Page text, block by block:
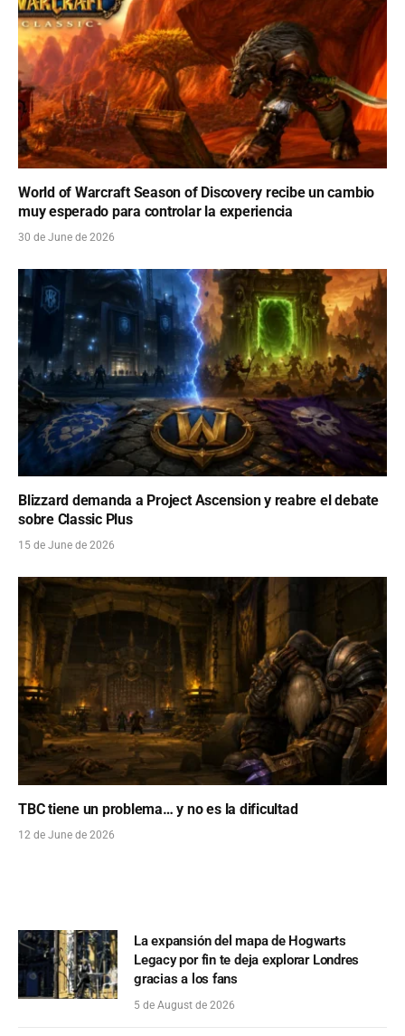
World of Warcraft Season of Discovery recibe un cambio
muy esperado para controlar la experiencia
30 de June de 2026
Blizzard demanda a Project Ascension y reabre el debate
sobre Classic Plus
15 de June de 2026
TBC tiene un problema… y no es la dificultad
12 de June de 2026
La expansión del mapa de Hogwarts
Legacy por fin te deja explorar Londres
gracias a los fans
5 de August de 2026